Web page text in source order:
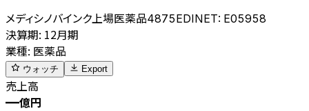
メディシノバインク 上場医薬品4875EDINET: E05958
決算期: 12月期
業種: 医薬品
ウォッチ Export
売上高
—億円